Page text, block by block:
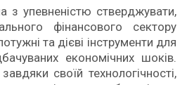
з упевненістю стверджувати,
фінансового сектору
та дієві інструменти для
економічних шоків.
своїй технологічності,